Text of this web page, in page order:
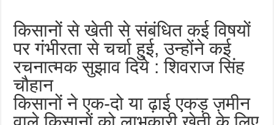
किसानों से खेती से संबंधित कई विषयों
पर गंभीरता से चर्चा हुई, उन्होंने कई
रचनात्मक सुझाव दिये : शिवराज सिंह
चौहान
किसानों ने एक-दो या ढ़ाई एकड़ ज़मीन